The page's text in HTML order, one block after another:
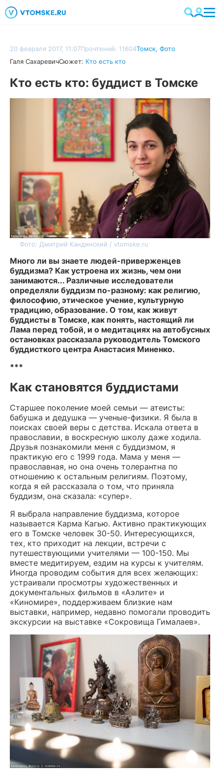
20 февраля 2017, 11:07Прочтений: 11604Томск, Фото
Галя СахаревичСюжет: Кто есть кто
Кто есть кто: буддист в Томске
Фото: Дмитрий Кандинский / vtomske.ru
Много ли вы знаете людей-приверженцев
буддизма? Как устроена их жизнь, чем они
занимаются... Различные исследователи
определяли буддизм по-разному: как религию,
философию, этическое учение, культурную
традицию, образование. О том, как живут
буддисты в Томске, как понять, настоящий ли
Лама перед тобой, и о медитациях на автобусных
остановках рассказала руководитель Томского
буддисткого центра Анастасия Миненко.
***
Как становятся буддистами
Старшее поколение моей семьи — атеисты:
бабушка и дедушка — ученые-физики. Я была в
поисках своей веры с детства. Искала ответа в
православии, в воскресную школу даже ходила.
Друзья познакомили меня с буддизмом, я
практикую его с 1999 года. Мама у меня —
православная, но она очень толерантна по
отношению к остальным религиям. Поэтому,
когда я ей рассказала о том, что приняла
буддизм, она сказала: «супер».
Я выбрала направление буддизма, которое
называется Карма Кагью. Активно практикующих
его в Томске человек 30-50. Интересующихся,
тех, кто приходит на лекции, встречи с
путешествующими учителями — 100-150. Мы
вместе медитируем, ездим на курсы к учителям.
Иногда проводим события для всех желающих:
устраивали просмотры художественных и
документальных фильмов в «Аэлите» и
«Киномире», поддерживаем близкие нам
выставки, например, недавно помогали проводить
экскурсии на выставке «Сокровища Гималаев».